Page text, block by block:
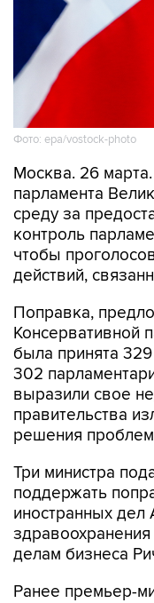
Фото: epa/vostock-photo
Москва. 26
парламента
среду за
контроль
чтобы
действий,
Поправка,
Консервативной
была принята
302
выразили свое
правительства
решения
Три министра
поддержать
иностранных дел
делам бизнеса
Ранее премьер-